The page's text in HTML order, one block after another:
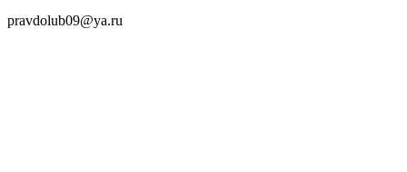
pravdolub09@ya.ru